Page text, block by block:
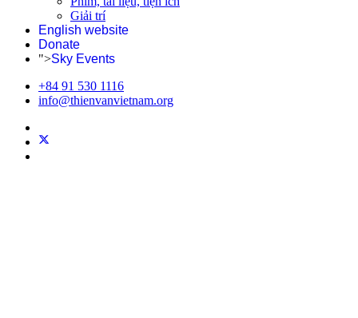
Giải trí
English website
Donate
">Sky Events
+84 91 530 1116
info@thienvanvietnam.org